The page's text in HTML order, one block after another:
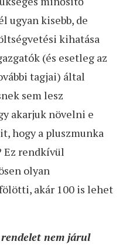
ugyan kisebb, de
kihatása
(és esetleg az
tagjai) által
sem lesz
akarjuk növelni e
hogy a pluszmunka
Ez rendkívül
olyan
akár 100 is lehet
nem járul